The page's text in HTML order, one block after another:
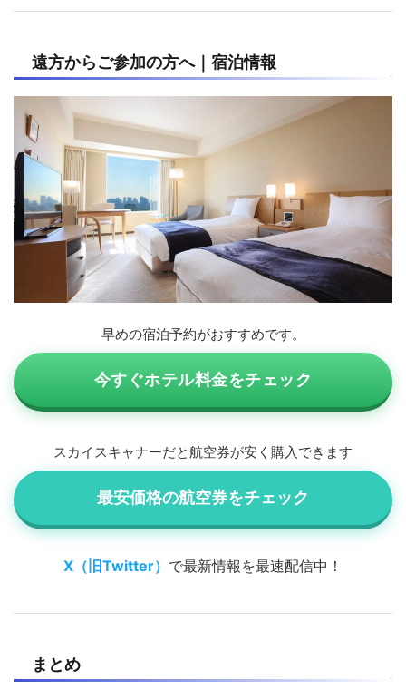
遠方からご参加の方へ｜宿泊情報
早めの宿泊予約がおすすめです。
今すぐホテル料金をチェック
スカイスキャナーだと航空券が安く購入できます
最安価格の航空券をチェック
X（旧Twitter） で最新情報を最速配信中！
まとめ